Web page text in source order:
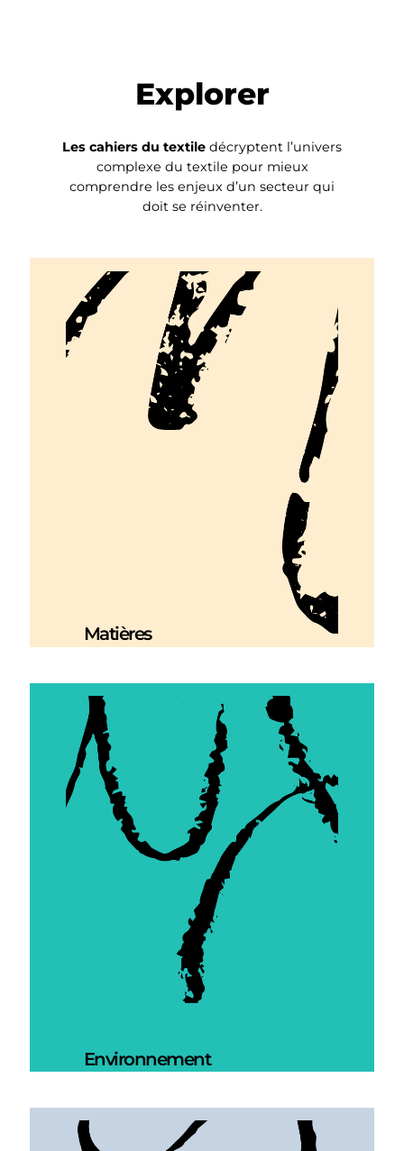
Explorer
Les cahiers du textile décryptent l’univers
complexe du textile pour mieux
comprendre les enjeux d’un secteur qui
doit se réinventer.
Matières
Environnement